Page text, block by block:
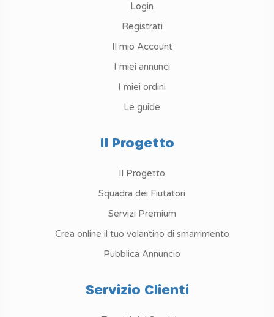
Login
Registrati
Il mio Account
I miei annunci
I miei ordini
Le guide
Il Progetto
Il Progetto
Squadra dei Fiutatori
Servizi Premium
Crea online il tuo volantino di smarrimento
Pubblica Annuncio
Servizio Clienti